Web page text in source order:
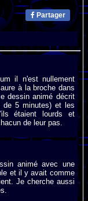
Partager
il n'est nullement
à la broche dans
dessin animé décrit
de 5 minutes) et les
étaient lourds et
de leur pas.
animé avec une
et il y avait comme
Je cherche aussi